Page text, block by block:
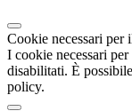
Cookie necessari per
I cookie necessari
disabilitati. È
policy.